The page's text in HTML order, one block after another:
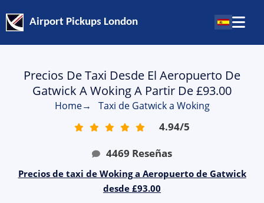
Airport Pickups London
Precios De Taxi Desde El Aeropuerto De
Gatwick A Woking A Partir De £93.00
Home→ Taxi de Gatwick a Woking
4.94/5
4469 Reseñas
Precios de taxi de Woking a Aeropuerto de Gatwick
desde £93.00